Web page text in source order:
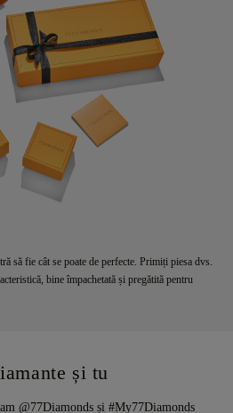
să fie cât se poate de perfecte. Primiți piesa dvs.
bine împachetată și pregătită pentru
și tu
@77Diamonds și #My77Diamonds